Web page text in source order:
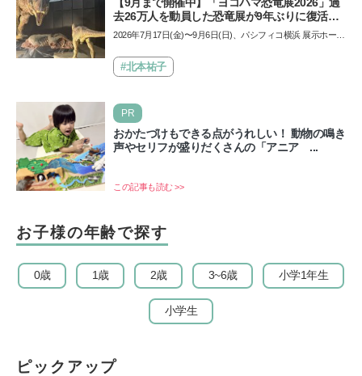
【9月まで開催中】「ヨコハマ恐竜展2026」過
去26万人を動員した恐竜展が9年ぶりに復活！
夏休みのおでかけで楽しむポイントを完全ガイ
2026年7月17日(金)〜9月6日(日)、パシフィコ横浜 展示ホール
催…#北本祐子
PR
おかたづけもできる点がうれしい！ 動物の鳴き
声やセリフが盛りだくさんの「アニア ...
この記事も読む >>
お子様の年齢で探す
0歳 1歳 2歳 3~6歳 小学1年生
小学生
ピックアップ